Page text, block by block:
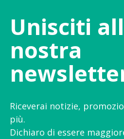
Unisciti
nostra
Riceverai notizie,
più.
Dichiaro di essere